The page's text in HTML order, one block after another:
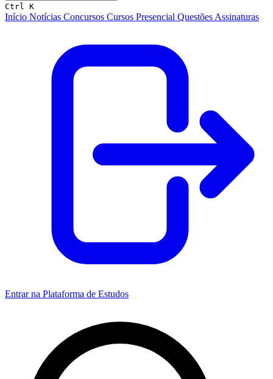
Ctrl K
Início Notícias Concursos Cursos Presencial Questões Assinaturas
Entrar na Plataforma de Estudos